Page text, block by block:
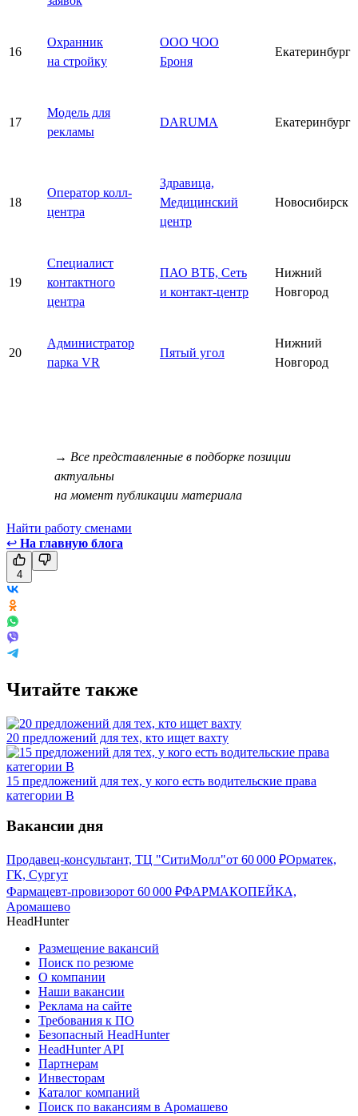
16
Охранник
на стройку
ООО ЧОО
Броня
Екатеринбург
17
Модель для
рекламы
DARUMA Екатеринбург
18
Оператор колл-
центра
Здравица,
Медицинский
центр
Новосибирск
19
Специалист
контактного
центра
ПАО ВТБ, Сеть
и контакт-центр
Нижний
Новгород
20
Администратор
парка VR
Пятый угол
Нижний
Новгород
→ Все представленные в подборке позиции
актуальны
на момент публикации материала
Найти работу сменами
↩ На главную блога
4
Читайте также
20 предложений для тех, кто ищет вахту
15 предложений для тех, у кого есть водительские права
категории В
Вакансии дня
Продавец-консультант, ТЦ "СитиМолл"от 60 000 ₽Орматек,
ГК, Сургут
Фармацевт-провизорот 60 000 ₽ФАРМАКОПЕЙКА,
Аромашево
HeadHunter
Размещение вакансий
Поиск по резюме
О компании
Наши вакансии
Реклама на сайте
Требования к ПО
Безопасный HeadHunter
HeadHunter API
Партнерам
Инвесторам
Каталог компаний
Поиск по вакансиям в Аромашево